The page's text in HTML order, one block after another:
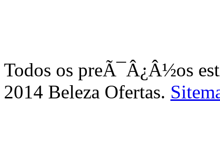
Todos os preÃ¯Â¿Â½os
2014 Beleza Ofertas.